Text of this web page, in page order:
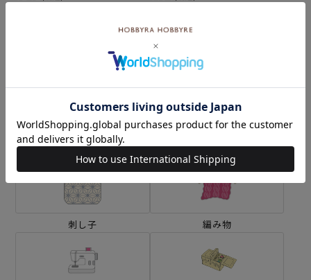
カテゴリーから探す
生地 キット
刺し子 編み物